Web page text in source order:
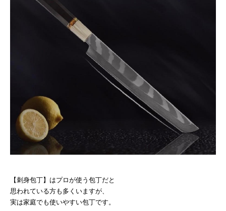
【刺身包丁】はプロが使う包丁だと
思われている方も多くいますが、
実は家庭でも使いやすい包丁です。